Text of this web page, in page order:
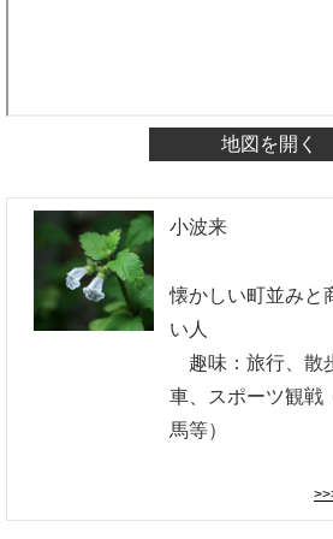
地図を開く
小波来
懐かしい町並みと
い人
趣味：旅行、散
車、スポーツ観戦
馬等）